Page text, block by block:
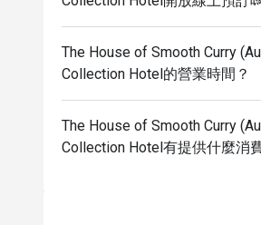
The House of Smooth Curry
Collection Hotel的營業時間？
The House of Smooth Curry
Collection Hotel有提供什麼消